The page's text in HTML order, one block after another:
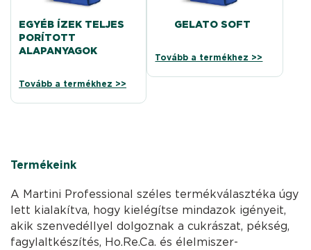
EGYÉB ÍZEK TELJES
PORÍTOTT
ALAPANYAGOK
Tovább a termékhez >>
GELATO SOFT
Tovább a termékhez >>
Termékeink
A Martini Professional széles termékválasztéka úgy
lett kialakítva, hogy kielégítse mindazok igényeit,
akik szenvedéllyel dolgoznak a cukrászat, pékség,
fagylaltkészítés, Ho.Re.Ca. és élelmiszer-